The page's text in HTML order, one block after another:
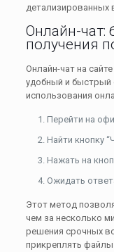
детализированных
Онлайн-чат:
получения
Онлайн-чат на
удобный и быстрый
использования
Перейти на
Найти кнопку
Нажать на
Ожидать
Этот метод
чем за несколько
решения срочных
прикреплять